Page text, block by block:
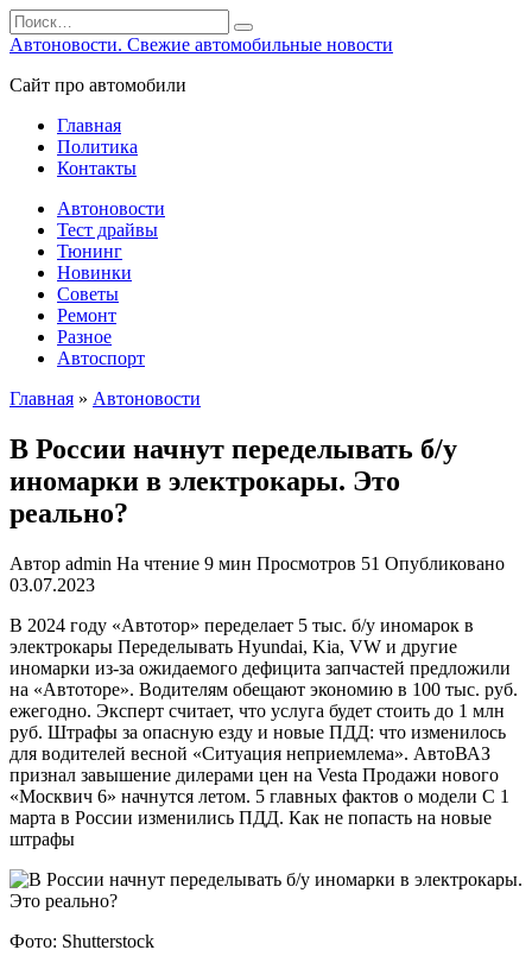
Перейти
к
Search
for:
Автоновости. Свежие автомобильные новости
Сайт про автомобили
Главная
Политика
Контакты
Автоновости
Тест драйвы
Тюнинг
Новинки
Советы
Ремонт
Разное
Автоспорт
Главная » Автоновости
В России начнут переделывать б/у
иномарки в электрокары. Это
реально?
Автор admin На чтение 9 мин Просмотров 51 Опубликовано
03.07.2023
В 2024 году «Автотор» переделает 5 тыс. б/у иномарок в
электрокары Переделывать Hyundai, Kia, VW и другие
иномарки из-за ожидаемого дефицита запчастей предложили
на «Автоторе». Водителям обещают экономию в 100 тыс. руб.
ежегодно. Эксперт считает, что услуга будет стоить до 1 млн
руб. Штрафы за опасную езду и новые ПДД: что изменилось
для водителей весной «Ситуация неприемлема». АвтоВАЗ
признал завышение дилерами цен на Vesta Продажи нового
«Москвич 6» начнутся летом. 5 главных фактов о модели С 1
марта в России изменились ПДД. Как не попасть на новые
штрафы
Фото: Shutterstock